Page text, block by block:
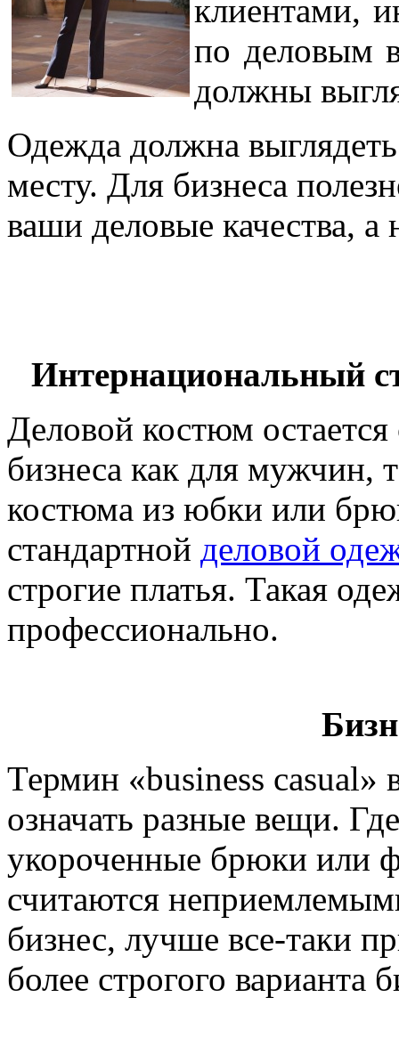
клиентами,
по деловым
должны
Одежда должна
месту. Для бизнеса
ваши деловые качества, а
Интернациональный
Деловой костюм
бизнеса как для
костюма из юбки или
стандартной деловой
строгие платья. Такая
профессионально.
Термин «business casual»
означать разные вещи.
укороченные брюки или
считаются
бизнес, лучше все-таки
более строгого варианта